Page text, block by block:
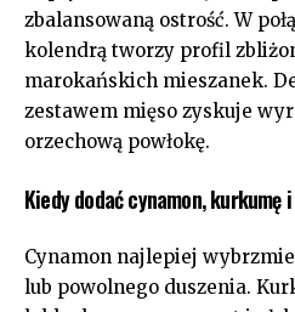
zbalansowaną ostrość. W
kolendrą tworzy profil
marokańskich mieszanek.
zestawem mięso zyskuje
orzechową powłokę.
Kiedy dodać cynamon,
Cynamon najlepiej
lub powolnego duszenia.